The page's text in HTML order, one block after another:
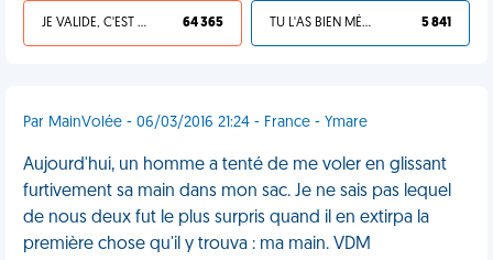
JE VALIDE, C'EST UNE VDM 64 365 TU L'AS BIEN MÉRITÉ 5 841
Par MainVolée - 06/03/2016 21:24 - France - Ymare
Aujourd'hui, un homme a tenté de me voler en glissant
furtivement sa main dans mon sac. Je ne sais pas lequel
de nous deux fut le plus surpris quand il en extirpa la
première chose qu'il y trouva : ma main. VDM